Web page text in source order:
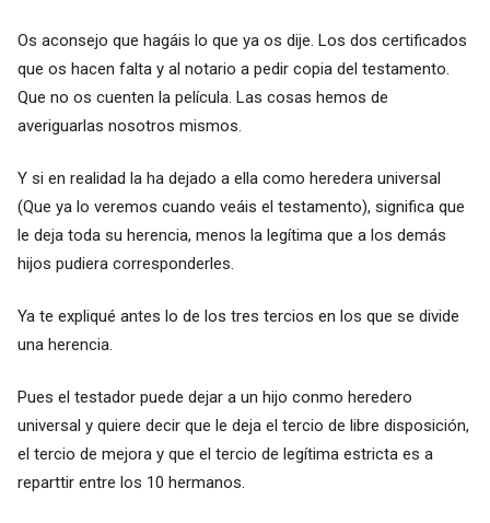
Os aconsejo que hagáis lo que ya os dije. Los dos certificados
que os hacen falta y al notario a pedir copia del testamento.
Que no os cuenten la película. Las cosas hemos de
averiguarlas nosotros mismos.
Y si en realidad la ha dejado a ella como heredera universal
(Que ya lo veremos cuando veáis el testamento), significa que
le deja toda su herencia, menos la legítima que a los demás
hijos pudiera corresponderles.
Ya te expliqué antes lo de los tres tercios en los que se divide
una herencia.
Pues el testador puede dejar a un hijo conmo heredero
universal y quiere decir que le deja el tercio de libre disposición,
el tercio de mejora y que el tercio de legítima estricta es a
reparttir entre los 10 hermanos.